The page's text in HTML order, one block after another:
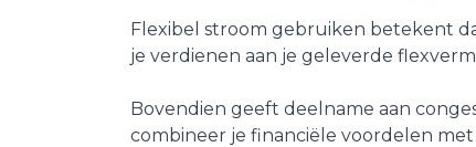
Flexibel stroom gebruiken betekent
je verdienen aan je geleverde
Bovendien geeft deelname aan
combineer je financiële voordelen